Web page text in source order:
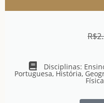
R$
Disciplinas:
Portuguesa, História,